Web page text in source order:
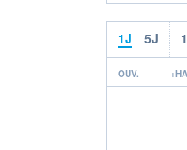
1J 5J
OUV.